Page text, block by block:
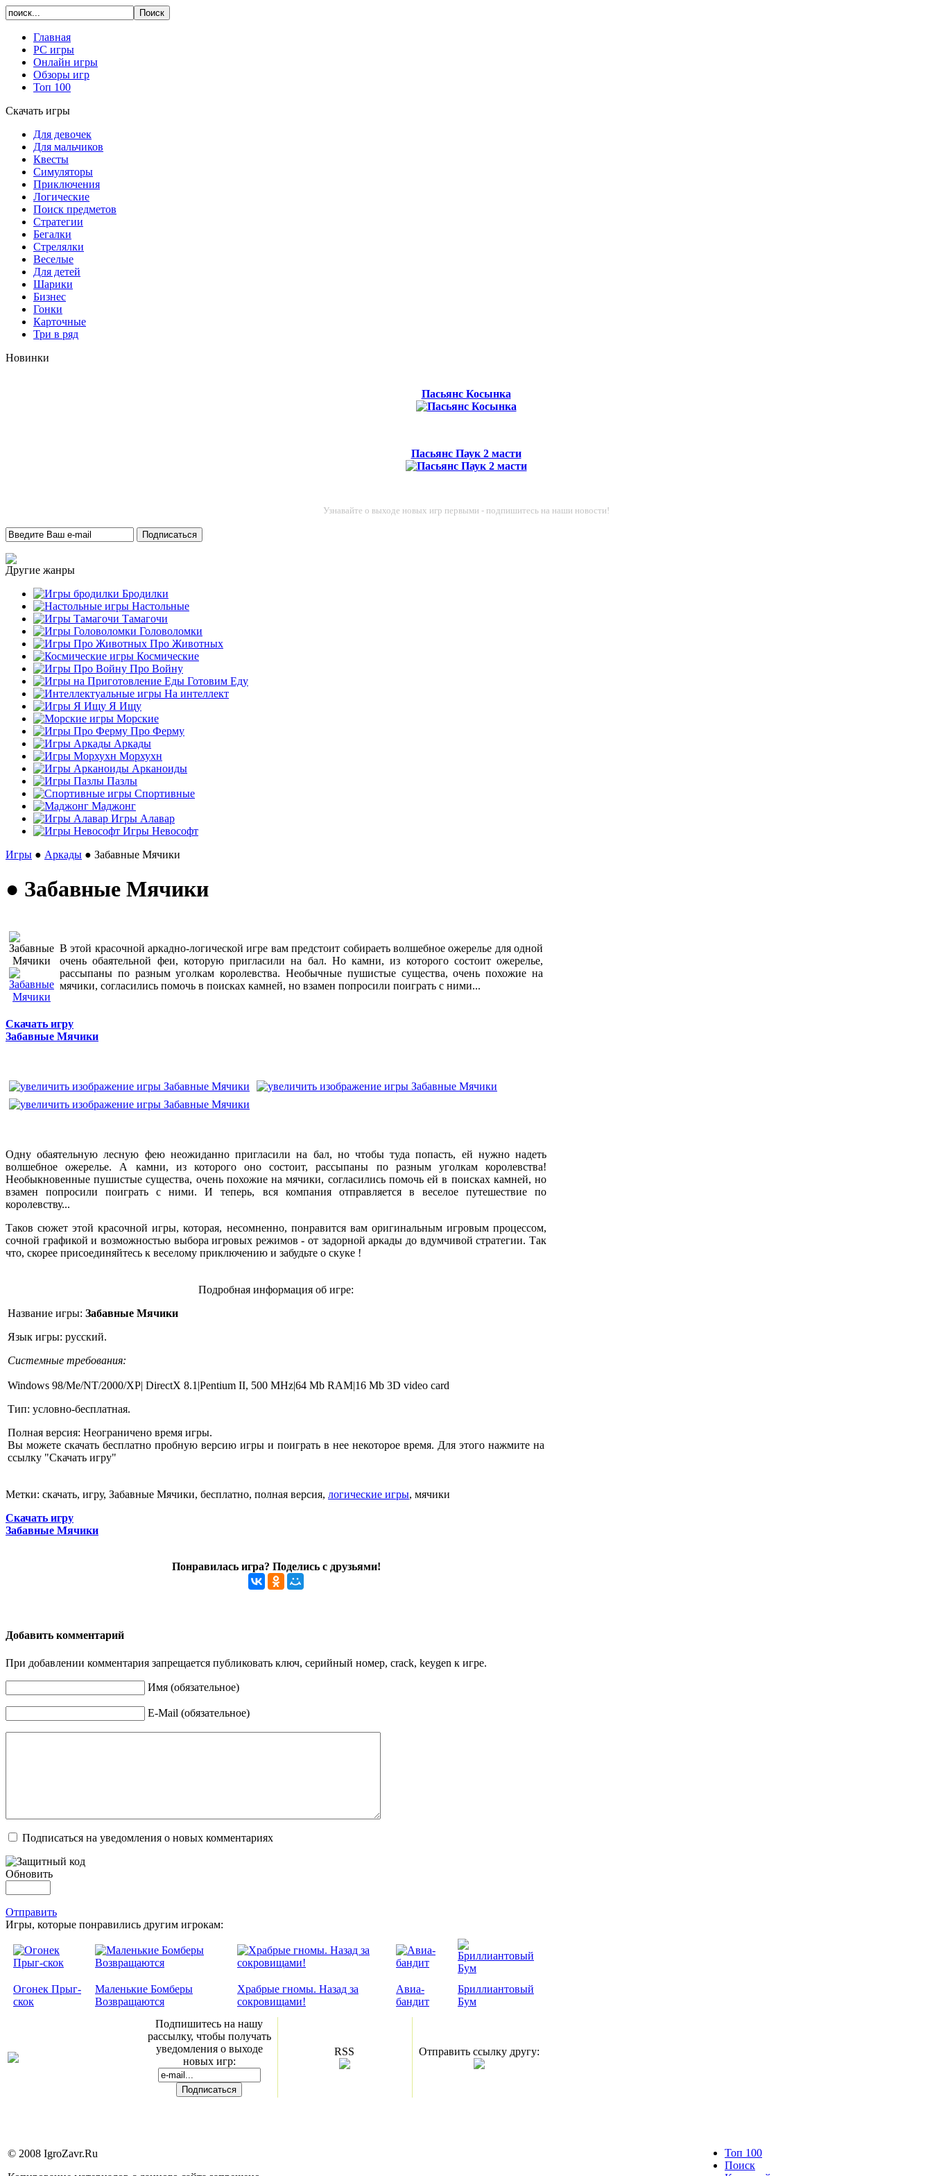
Главная
PC игры
Онлайн игры
Обзоры игр
Топ 100
Скачать игры
Для девочек
Для мальчиков
Квесты
Симуляторы
Приключения
Логические
Поиск предметов
Стратегии
Бегалки
Стрелялки
Веселые
Для детей
Шарики
Бизнес
Гонки
Карточные
Три в ряд
Новинки
Пасьянс Косынка
Пасьянс Паук 2 масти
Узнавайте о выходе новых игр первыми - подпишитесь на наши новости!
Другие жанры
Бродилки
Настольные
Тамагочи
Головоломки
Про Животных
Космические
Про Войну
Готовим Еду
На интеллект
Я Ищу
Морские
Про Ферму
Аркады
Морхухн
Арканоиды
Пазлы
Спортивные
Маджонг
Игры Алавар
Игры Невософт
Игры ● Аркады ● Забавные Мячики
● Забавные Мячики
В этой красочной аркадно-логической игре вам предстоит собираеть волшебное ожерелье для одной
очень обаятельной феи, которую пригласили на бал. Но камни, из которого состоит ожерелье,
рассыпаны по разным уголкам королевства. Необычные пушистые существа, очень похожие на
мячики, согласились помочь в поисках камней, но взамен попросили поиграть с ними...
Скачать игру
Забавные Мячики
Одну обаятельную лесную фею неожиданно пригласили на бал, но чтобы туда попасть, ей нужно надеть
волшебное ожерелье. А камни, из которого оно состоит, рассыпаны по разным уголкам королевства!
Необыкновенные пушистые существа, очень похожие на мячики, согласились помочь ей в поисках камней, но
взамен попросили поиграть с ними. И теперь, вся компания отправляется в веселое путешествие по
королевству...
Таков сюжет этой красочной игры, которая, несомненно, понравится вам оригинальным игровым процессом,
сочной графикой и возможностью выбора игровых режимов - от задорной аркады до вдумчивой стратегии. Так
что, скорее присоединяйтесь к веселому приключению и забудьте о скуке !
Подробная информация об игре:
Название игры: Забавные Мячики
Язык игры: русский.
Системные требования:
Windows 98/Me/NT/2000/XP| DirectX 8.1|Pentium II, 500 MHz|64 Mb RAM|16 Mb 3D video card
Тип: условно-бесплатная.
Полная версия: Неограничено время игры.
Вы можете скачать бесплатно пробную версию игры и поиграть в нее некоторое время. Для этого нажмите на
ссылку "Скачать игру"
Метки: скачать, игру, Забавные Мячики, бесплатно, полная версия, логические игры, мячики
Скачать игру
Забавные Мячики
Понравилась игра? Поделись с друзьями!
Добавить комментарий
При добавлении комментария запрещается публиковать ключ, серийный номер, crack, keygen к игре.
Имя (обязательное)
E-Mail (обязательное)
Подписаться на уведомления о новых комментариях
Обновить
Отправить
Игры, которые понравились другим игрокам:
Огонек Прыг-
скок
Маленькие Бомберы
Возвращаются
Храбрые гномы. Назад за
сокровищами!
Авиа-
бандит
Бриллиантовый
Бум
Подпишитесь на нашу
рассылку, чтобы получать
уведомления о выходе
новых игр:
RSS Отправить ссылку другу:
© 2008 IgroZavr.Ru
Топ 100
Поиск